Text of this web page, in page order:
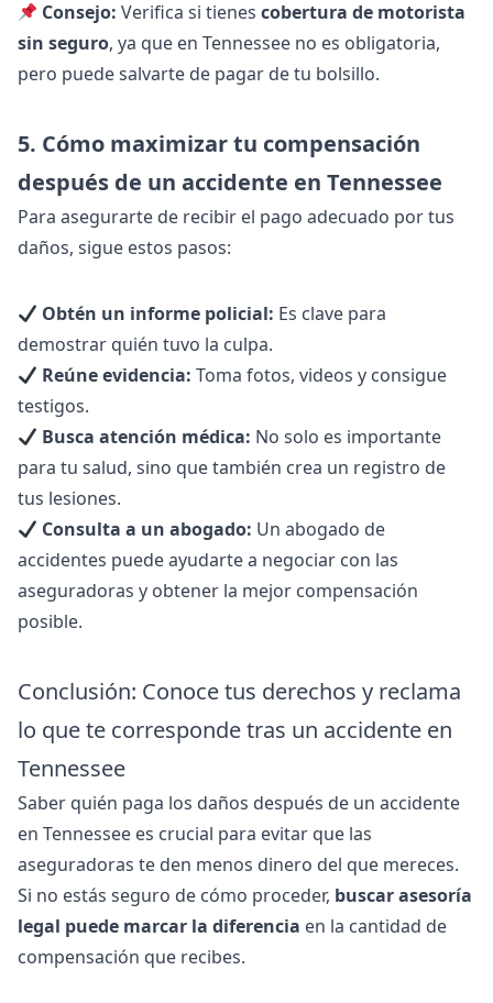
Consejo: Verifica si tienescobertura de motorista
sin seguro, ya que en Tennessee no es obligatoria,
pero puede salvarte de pagar de tu bolsillo.
5. Cómo maximizar tu compensación
después de un accidente en Tennessee
Para asegurarte de recibir el pago adecuado por tus
daños, sigue estos pasos:
Obtén un informe policial: Es clave para
demostrar quién tuvo la culpa.
Reúne evidencia: Toma fotos, videos y consigue
testigos.
Busca atención médica: No solo es importante
para tu salud, sino que también crea un registro de
tus lesiones.
Consulta a un abogado: Un abogado de
accidentes puede ayudarte a negociar con las
aseguradoras y obtener la mejor compensación
posible.
Conclusión: Conoce tus derechos y reclama
lo que te corresponde tras un accidente en
Tennessee
Saber quién paga los daños después de un accidente
en Tennessee es crucial para evitar que las
aseguradoras te den menos dinero del que mereces.
Si no estás seguro de cómo proceder, buscar asesoría
legal puede marcar la diferencia en la cantidad de
compensación que recibes.